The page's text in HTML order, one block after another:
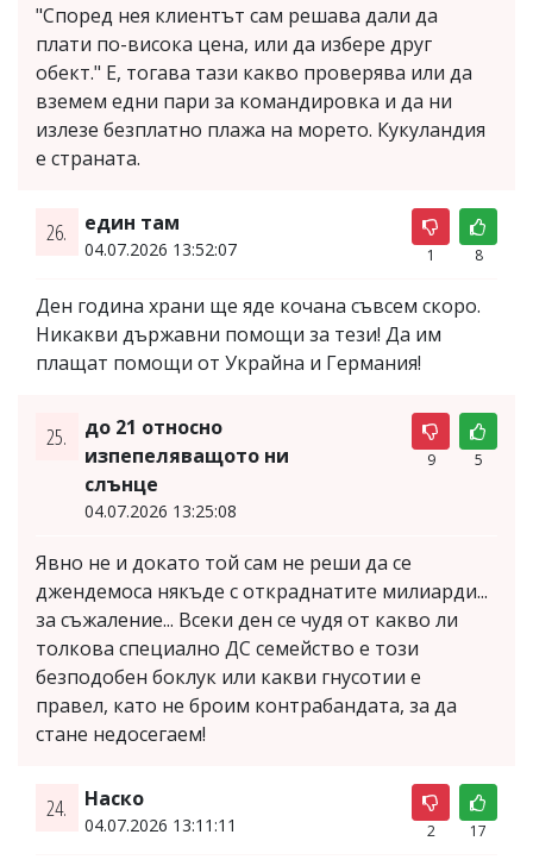
"Според нея клиентът сам решава дали да
плати по-висока цена, или да избере друг
обект." Е, тогава тази какво проверява или да
вземем едни пари за командировка и да ни
излезе безплатно плажа на морето. Кукуландия
е страната.
26. един там
04.07.2026 13:52:07 1 8
Ден година храни ще яде кочана съвсем скоро.
Никакви държавни помощи за тези! Да им
плащат помощи от Украйна и Германия!
25.
до 21 относно
изпепеляващото ни
слънце
04.07.2026 13:25:08
9 5
Явно не и докато той сам не реши да се
джендемоса някъде с откраднатите милиарди...
за съжаление... Всеки ден се чудя от какво ли
толкова специално ДС семейство е този
безподобен боклук или какви гнусотии е
правел, като не броим контрабандата, за да
стане недосегаем!
24. Наско
04.07.2026 13:11:11 2 17